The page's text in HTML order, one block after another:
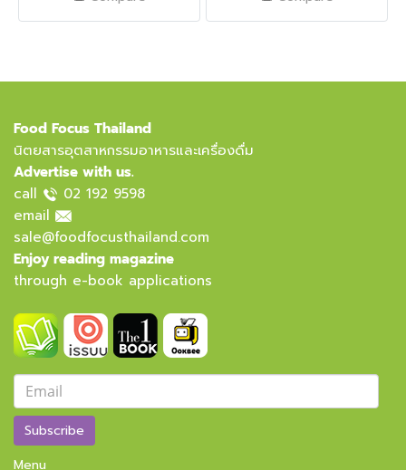
Food Focus Thailand
นิตยสารอุตสาหกรรมอาหารและเครื่องดื่ม
Advertise with us.
call
02 192 9598
email
sale@foodfocusthailand.com
Enjoy reading magazine
through e-book applications
Subscribe
Menu